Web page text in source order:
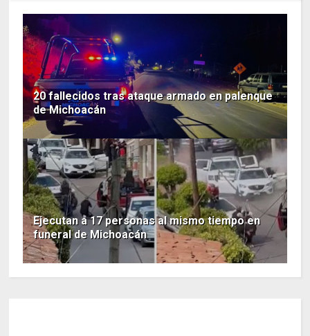
20 fallecidos tras ataque armado en palenque
de Michoacán
Ejecutan a 17 personas al mismo tiempo en
funeral de Michoacán